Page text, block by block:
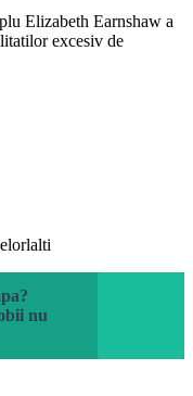
Elizabeth Earnshaw a
excesiv de
nu